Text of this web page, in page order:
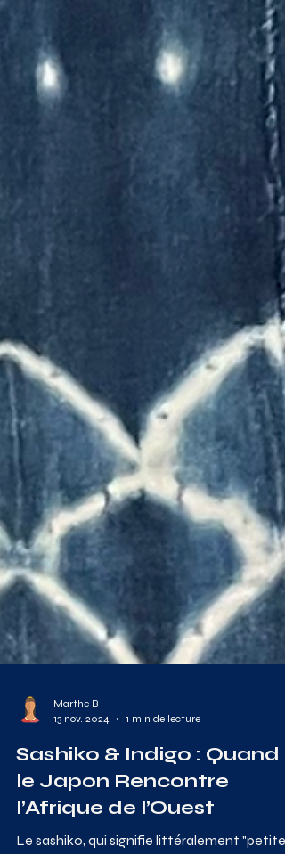
13 nov. 2024
1 min de lecture
Sashiko & Indigo : Quand
le Japon Rencontre
l’Afrique de l’Ouest